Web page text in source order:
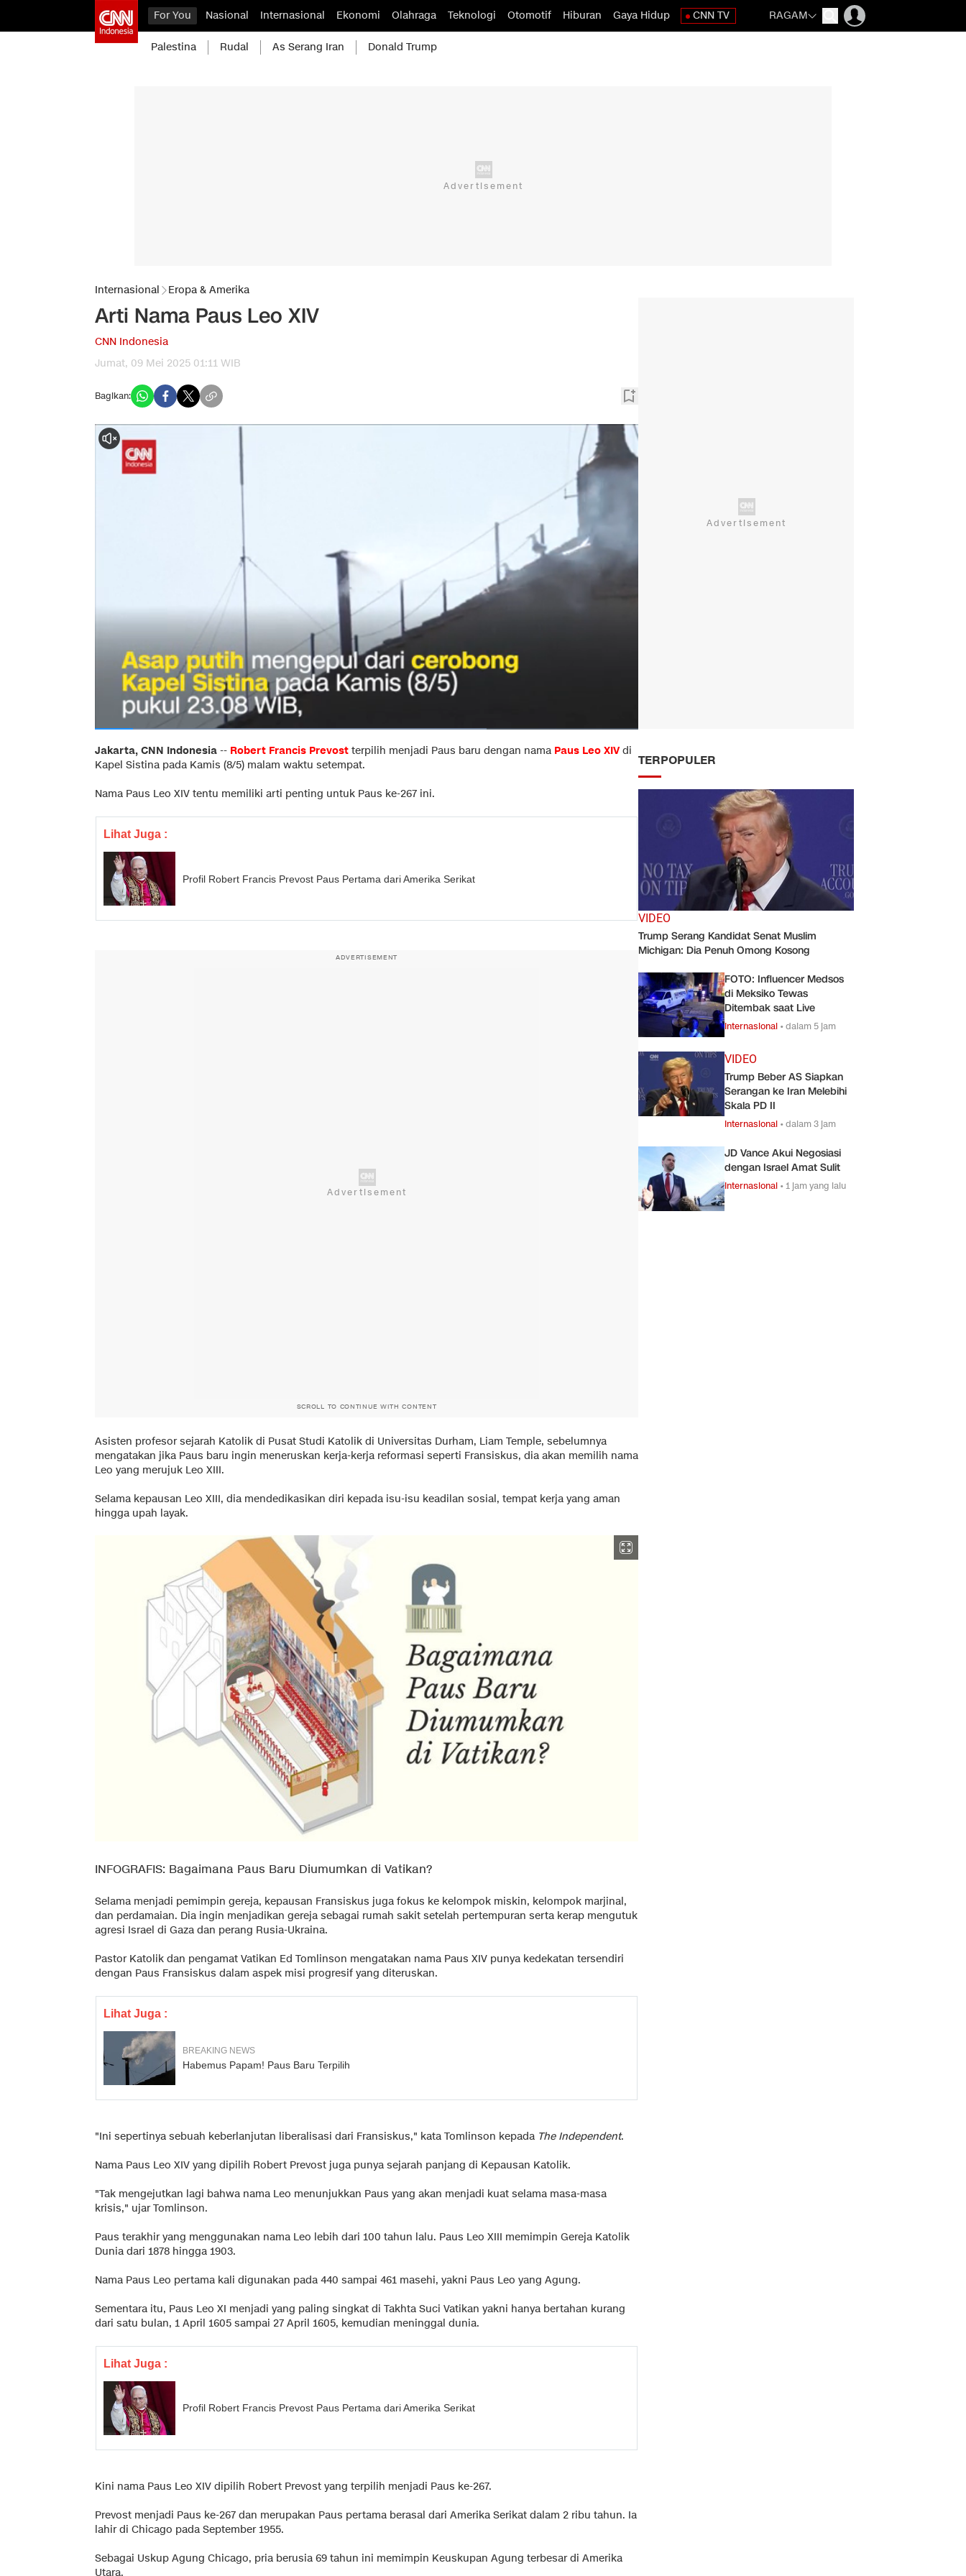
For You Nasional Internasional Ekonomi Olahraga Teknologi Otomotif Hiburan Gaya Hidup CNN TV RAGAM
Palestina Rudal As Serang Iran Donald Trump
Internasional Eropa & Amerika
Arti Nama Paus Leo XIV
CNN Indonesia
Jumat, 09 Mei 2025 01:11 WIB
Bagikan:
Jakarta, CNN Indonesia -- Robert Francis Prevost terpilih menjadi Paus baru dengan nama Paus Leo XIV di
Kapel Sistina pada Kamis (8/5) malam waktu setempat.
Nama Paus Leo XIV tentu memiliki arti penting untuk Paus ke-267 ini.
Lihat Juga :
Profil Robert Francis Prevost Paus Pertama dari Amerika Serikat
ADVERTISEMENT
SCROLL TO CONTINUE WITH CONTENT
Asisten profesor sejarah Katolik di Pusat Studi Katolik di Universitas Durham, Liam Temple, sebelumnya
mengatakan jika Paus baru ingin meneruskan kerja-kerja reformasi seperti Fransiskus, dia akan memilih nama
Leo yang merujuk Leo XIII.
Selama kepausan Leo XIII, dia mendedikasikan diri kepada isu-isu keadilan sosial, tempat kerja yang aman
hingga upah layak.
INFOGRAFIS: Bagaimana Paus Baru Diumumkan di Vatikan?
Selama menjadi pemimpin gereja, kepausan Fransiskus juga fokus ke kelompok miskin, kelompok marjinal,
dan perdamaian. Dia ingin menjadikan gereja sebagai rumah sakit setelah pertempuran serta kerap mengutuk
agresi Israel di Gaza dan perang Rusia-Ukraina.
Pastor Katolik dan pengamat Vatikan Ed Tomlinson mengatakan nama Paus XIV punya kedekatan tersendiri
dengan Paus Fransiskus dalam aspek misi progresif yang diteruskan.
Lihat Juga :
BREAKING NEWS
Habemus Papam! Paus Baru Terpilih
"Ini sepertinya sebuah keberlanjutan liberalisasi dari Fransiskus," kata Tomlinson kepada The Independent.
Nama Paus Leo XIV yang dipilih Robert Prevost juga punya sejarah panjang di Kepausan Katolik.
"Tak mengejutkan lagi bahwa nama Leo menunjukkan Paus yang akan menjadi kuat selama masa-masa
krisis," ujar Tomlinson.
Paus terakhir yang menggunakan nama Leo lebih dari 100 tahun lalu. Paus Leo XIII memimpin Gereja Katolik
Dunia dari 1878 hingga 1903.
Nama Paus Leo pertama kali digunakan pada 440 sampai 461 masehi, yakni Paus Leo yang Agung.
Sementara itu, Paus Leo XI menjadi yang paling singkat di Takhta Suci Vatikan yakni hanya bertahan kurang
dari satu bulan, 1 April 1605 sampai 27 April 1605, kemudian meninggal dunia.
Lihat Juga :
Profil Robert Francis Prevost Paus Pertama dari Amerika Serikat
Kini nama Paus Leo XIV dipilih Robert Prevost yang terpilih menjadi Paus ke-267.
Prevost menjadi Paus ke-267 dan merupakan Paus pertama berasal dari Amerika Serikat dalam 2 ribu tahun. Ia
lahir di Chicago pada September 1955.
Sebagai Uskup Agung Chicago, pria berusia 69 tahun ini memimpin Keuskupan Agung terbesar di Amerika
Utara.
TERPOPULER
VIDEO
Trump Serang Kandidat Senat Muslim
Michigan: Dia Penuh Omong Kosong
FOTO: Influencer Medsos
di Meksiko Tewas
Ditembak saat Live
Internasional •dalam 5 jam
VIDEO
Trump Beber AS Siapkan
Serangan ke Iran Melebihi
Skala PD II
Internasional •dalam 3 jam
JD Vance Akui Negosiasi
dengan Israel Amat Sulit
Internasional •1 jam yang lalu